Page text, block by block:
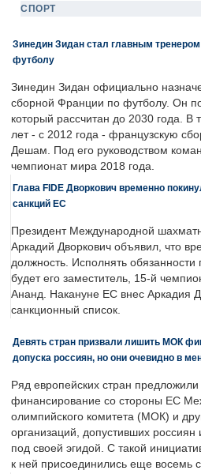
СПОРТ
Зинедин Зидан стал главным
футболу
Зинедин Зидан официально
сборной Франции по футболу. Он
который рассчитан до 2030 года. В
лет - с 2012 года - французскую
Дешам. Под его руководством
чемпионат мира 2018 года.
Глава FIDE Дворкович временно
санкций ЕС
Президент Международной
Аркадий Дворкович объявил, что
должность. Исполнять обязанности
будет его заместитель, 15-й
Ананд. Накануне ЕС внес Аркадия
санкционный список.
Девять стран призвали лишить МОК
допуска россиян, но они очевидно в
Ряд европейских стран предложили
финансирование со стороны ЕС
олимпийского комитета (МОК) и
организаций, допустивших россиян
под своей эгидой. С такой
к ней присоединились еще восемь